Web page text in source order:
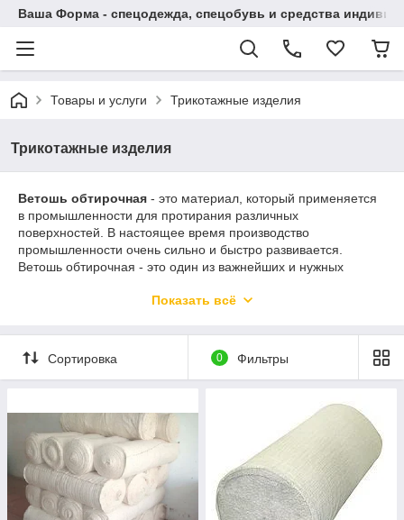
Ваша Форма - спецодежда, спецобувь и средства
Товары и услуги Трикотажные изделия
Трикотажные изделия
Ветошь обтирочная - это материал, который применяется
в промышленности для протирания различных
поверхностей. В настоящее время производство
промышленности очень сильно и быстро развивается.
Ветошь обтирочная - это один из важнейших и нужных
является очень простым, но в то же время жизненно
Показать всё
Сортировка 0 Фильтры